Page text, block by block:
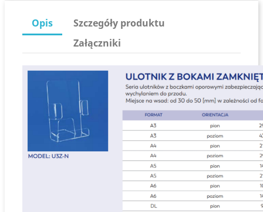
Opis
Szczegóły produktu
Załączniki